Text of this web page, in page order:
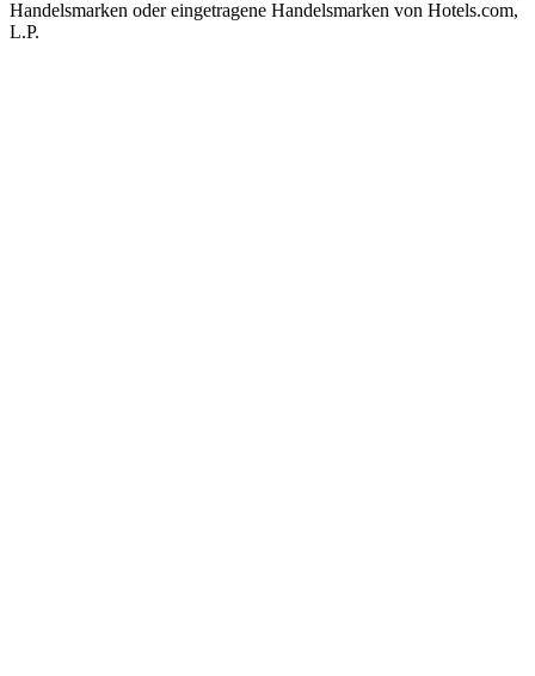
Handelsmarken oder eingetragene Handelsmarken von Hotels.com,
L.P.